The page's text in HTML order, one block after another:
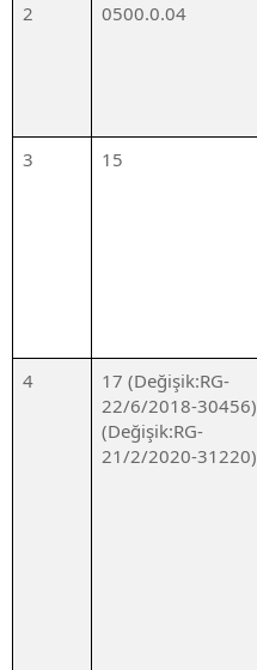
2 0500.0.04
3 15
4
17 (Değişik:RG-
22/6/2018-30456)
(Değişik:RG-
21/2/2020-31220)